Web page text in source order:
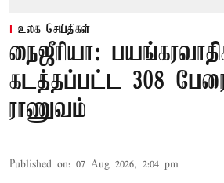
உலக செய்திகள்
நைஜீரியா:
கடத்தப்பட்ட 308
ராணுவம்
Published on: 07 Aug 2026, 2:04 pm